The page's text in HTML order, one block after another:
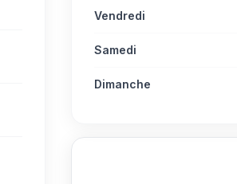
Vendredi
Samedi
Dimanche